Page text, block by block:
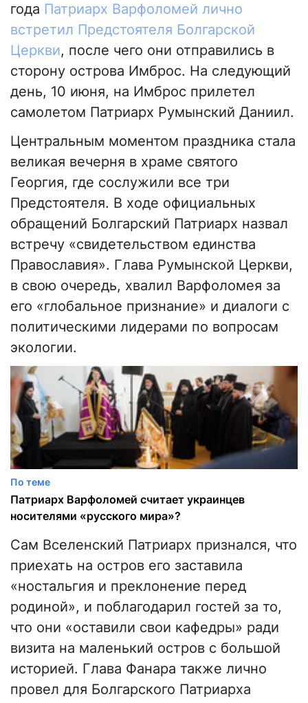
года Патриарх Варфоломей лично
встретил Предстоятеля Болгарской
Церкви, после чего они отправились в
сторону острова Имброс. На следующий
день, 10 июня, на Имброс прилетел
самолетом Патриарх Румынский Даниил.
Центральным моментом праздника стала
великая вечерня в храме святого
Георгия, где сослужили все три
Предстоятеля. В ходе официальных
обращений Болгарский Патриарх назвал
встречу «свидетельством единства
Православия». Глава Румынской Церкви,
в свою очередь, хвалил Варфоломея за
его «глобальное признание» и диалоги с
политическими лидерами по вопросам
экологии.
По теме
Патриарх Варфоломей считает украинцев
носителями «русского мира»?
Сам Вселенский Патриарх признался, что
приехать на остров его заставила
«ностальгия и преклонение перед
родиной», и поблагодарил гостей за то,
что они «оставили свои кафедры» ради
визита на маленький остров с большой
историей. Глава Фанара также лично
провел для Болгарского Патриарха